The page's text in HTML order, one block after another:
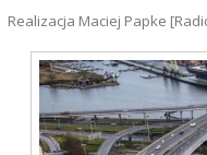
Realizacja Maciej Papke